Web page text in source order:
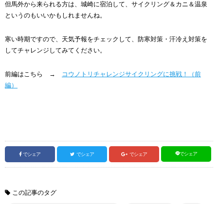
但馬外から来られる方は、城崎に宿泊して、サイクリング＆カニ＆温泉
というのもいいかもしれませんね。
寒い時期ですので、天気予報をチェックして、防寒対策・汗冷え対策を
してチャレンジしてみてください。
前編はこちら →
コウノトリチャレンジサイクリングに挑戦！（前
編）
でシェア でシェア でシェア でシェア
この記事のタグ